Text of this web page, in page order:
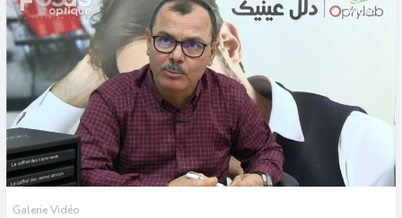
Video
Galerie Vidéo